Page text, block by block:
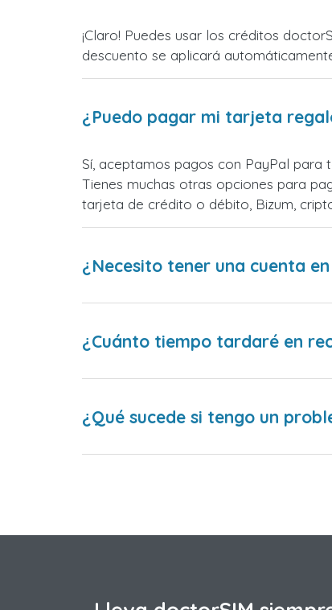
¡Claro! Puedes usar los créditos
descuento se aplicará
¿Puedo pagar mi tarjeta
Sí, aceptamos pagos con PayPal para
Tienes muchas otras opciones para
tarjeta de crédito o débito, Bizum,
¿Necesito tener una cuenta
¿Cuánto tiempo tardaré en
¿Qué sucede si tengo un